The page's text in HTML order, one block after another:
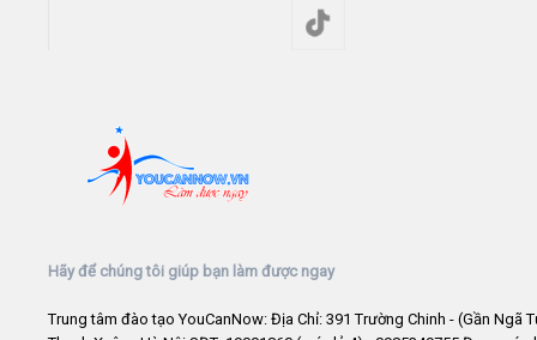
Hãy để chúng tôi giúp bạn làm được ngay
Trung tâm đào tạo YouCanNow: Địa Chỉ: 391 Trường Chinh - (Gần Ngã